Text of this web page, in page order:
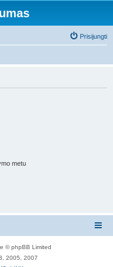
Prisijungti
metu
© phpBB Limited
2005, 2007